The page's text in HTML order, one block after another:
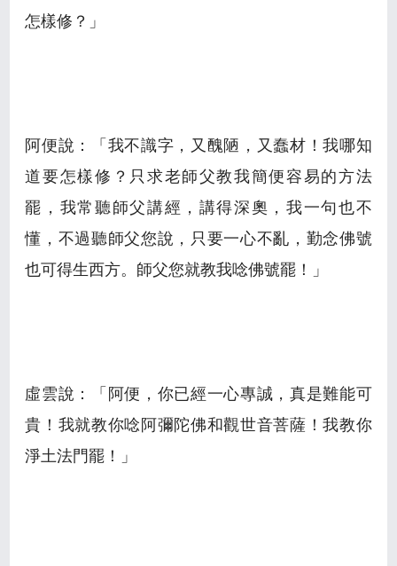
怎樣修？」
阿便說：「我不識字，又醜陋，又蠢材！我哪知
道要怎樣修？只求老師父教我簡便容易的方法
罷，我常聽師父講經，講得深奧，我一句也不
懂，不過聽師父您說，只要一心不亂，勤念佛號
也可得生西方。師父您就教我唸佛號罷！」
虛雲說：「阿便，你已經一心專誠，真是難能可
貴！我就教你唸阿彌陀佛和觀世音菩薩！我教你
淨土法門罷！」